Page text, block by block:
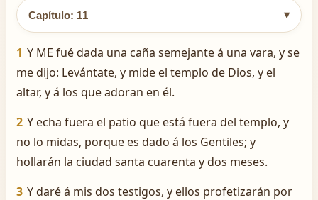
Capítulo: 11 ▾
1 Y ME fué dada una caña semejante á una vara, y se
me dijo: Levántate, y mide el templo de Dios, y el
altar, y á los que adoran en él.
2 Y echa fuera el patio que está fuera del templo, y
no lo midas, porque es dado á los Gentiles; y
hollarán la ciudad santa cuarenta y dos meses.
3 Y daré á mis dos testigos, y ellos profetizarán por